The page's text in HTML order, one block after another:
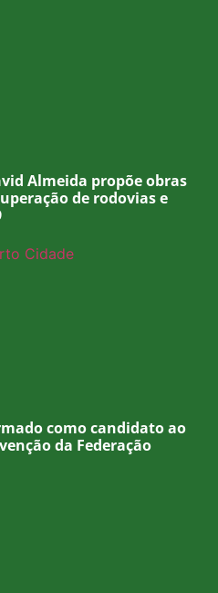
Almeida propõe obras
de rodovias e
como candidato ao
da Federação